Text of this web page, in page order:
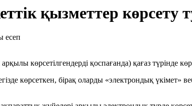
қызметтер көрсету
көрсетілгендерді қоспағанда) қағаз түрінде
көрсеткен, бірақ оларды «электрондық